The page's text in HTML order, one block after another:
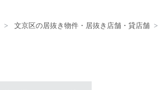
文京区の居抜き物件・居抜き店舗・貸店舗